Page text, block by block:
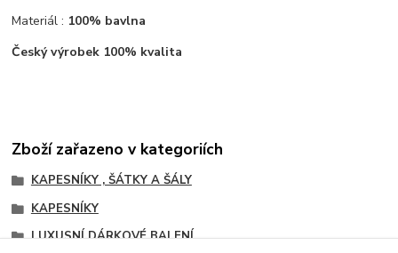
Materiál : 100% bavlna
Český výrobek 100% kvalita
Zboží zařazeno v kategoriích
KAPESNÍKY , ŠÁTKY A ŠÁLY
KAPESNÍKY
LUXUSNÍ DÁRKOVÉ BALENÍ